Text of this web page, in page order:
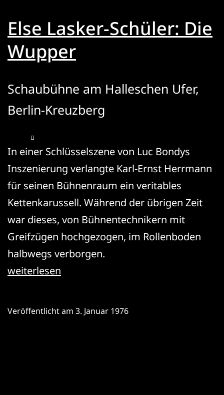
Else Lasker-Schüler: Die
Wupper
Schaubühne am Halleschen Ufer,
Berlin-Kreuzberg
In einer Schlüsselszene von Luc Bondys
Inszenierung verlangte Karl-Ernst Herrmann
für seinen Bühnenraum ein veritables
Kettenkarussell. Während der übrigen Zeit
war dieses, von Bühnentechnikern mit
Greifzügen hochgezogen, im Rollenboden
halbwegs verborgen.
Else
Schüler:
weiterlesen
Veröffentlicht am 3. Januar 1976